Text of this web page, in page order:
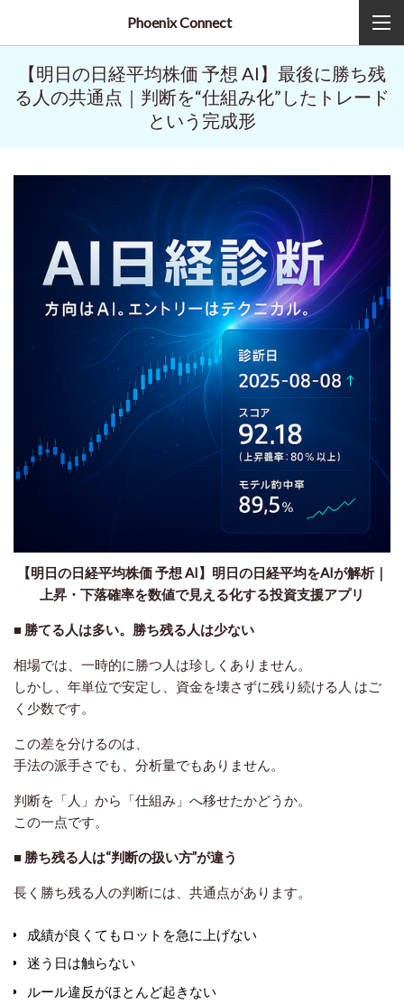
Phoenix Connect
【明日の日経平均株価 予想 AI】最後に勝ち残
る人の共通点｜判断を“仕組み化”したトレード
という完成形
【明日の日経平均株価 予想 AI】明日の日経平均をAIが解析｜
上昇・下落確率を数値で見える化する投資支援アプリ
■ 勝てる人は多い。勝ち残る人は少ない
相場では、一時的に勝つ人は珍しくありません。
しかし、 年単位で安定し、資金を壊さずに残り続ける人 はご
く少数です。
この差を分けるのは、
手法の派手さでも、分析量でもありません。
判断を「人」から「仕組み」へ移せたかどうか。
この一点です。
■ 勝ち残る人は“判断の扱い方”が違う
長く勝ち残る人の判断には、共通点があります。
成績が良くてもロットを急に上げない
迷う日は触らない
ルール違反がほとんど起きない